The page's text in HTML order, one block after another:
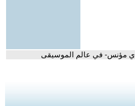
مؤنس- في عالم الموسيقى